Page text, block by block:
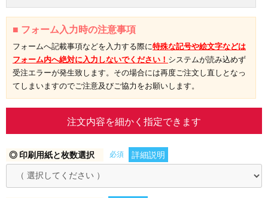
■ フォーム入力時の注意事項
フォームへ記載事項などを入力する際に特殊な記号や絵文字などは
フォーム内へ絶対に入力しないでください！ システムが読み込めず
受注エラーが発生致します。その場合には再度ご注文し直しとなっ
てしまいますのでご注意及びご協力をお願いします。
注文内容を細かく指定できます
◎ 印刷用紙と枚数選択 必須 詳細説明